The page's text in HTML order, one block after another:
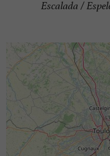
Escalada /